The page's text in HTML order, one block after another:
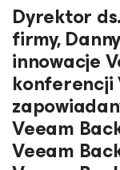
Dyrektor
firmy,
innowacje
konferencji
Veeam
Veeam